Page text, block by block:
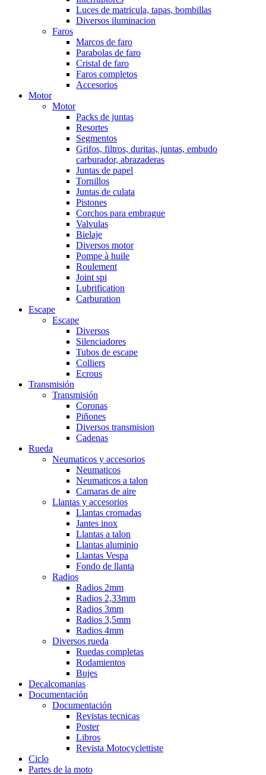
Luces de matricula, tapas, bombillas
Diversos iluminacion
Faros
Marcos de faro
Parabolas de faro
Cristal de faro
Faros completos
Accesorios
Motor
Motor
Packs de juntas
Resortes
Segmentos
Grifos, filtros, duritas, juntas, embudo
carburador, abrazaderas
Juntas de papel
Tornillos
Juntas de culata
Pistones
Corchos para embrague
Valvulas
Bielaje
Diversos motor
Pompe à huile
Roulement
Joint spi
Lubrification
Carburation
Escape
Escape
Diversos
Silenciadores
Tubos de escape
Colliers
Ecrous
Transmisión
Transmisión
Coronas
Piñones
Diversos transmision
Cadenas
Rueda
Neumaticos y accesorios
Neumaticos
Neumaticos a talon
Camaras de aire
Llantas y accesorios
Llantas cromadas
Jantes inox
Llantas a talon
Llantas aluminio
Llantas Vespa
Fondo de llanta
Radios
Radios 2mm
Radios 2,33mm
Radios 3mm
Radios 3,5mm
Radios 4mm
Diversos rueda
Ruedas completas
Rodamientos
Bujes
Decalcomanias
Documentación
Documentación
Revistas tecnicas
Poster
Libros
Revista Motocyclettiste
Ciclo
Partes de la moto